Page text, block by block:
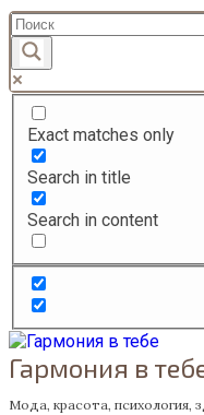
Перейти
к
содержанию
Exact matches only
Search in title
Search in content
Гармония в
Мода, красота, психология,